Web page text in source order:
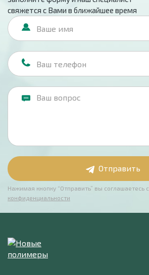
свяжется с Вами в ближайшее время
Отправить
Нажимая кнопку “Отправить” вы соглашаетесь с
конфиденциальности